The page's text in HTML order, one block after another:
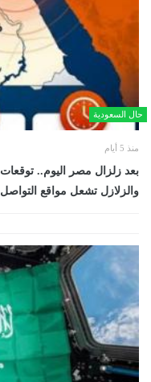
حال السعودية
منذ 5 أيام
والزلازل تشعل مواقع التواصل